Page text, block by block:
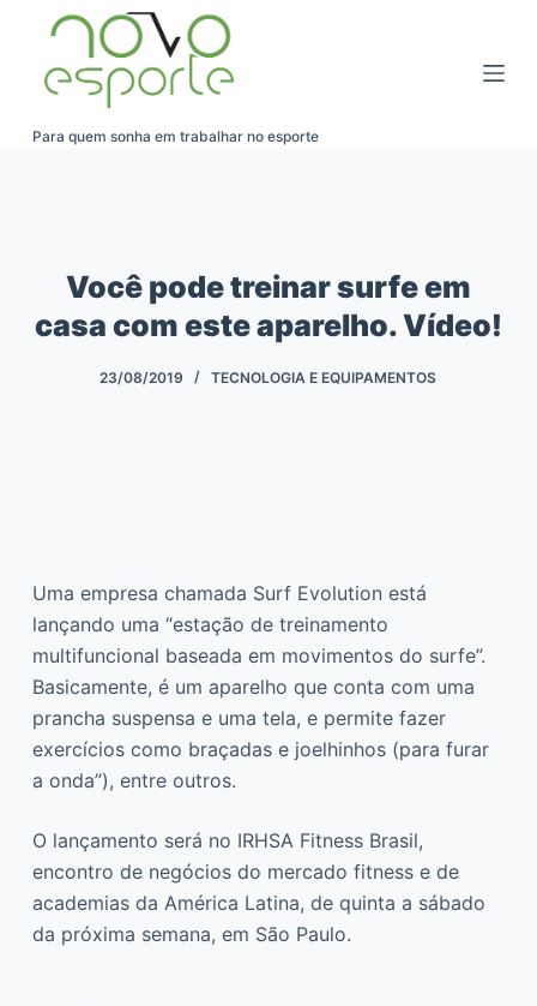
Para quem sonha em trabalhar no esporte
Você pode treinar surfe em
casa com este aparelho. Vídeo!
23/08/2019 TECNOLOGIA E EQUIPAMENTOS
Uma empresa chamada Surf Evolution está
lançando uma “estação de treinamento
multifuncional baseada em movimentos do surfe”.
Basicamente, é um aparelho que conta com uma
prancha suspensa e uma tela, e permite fazer
exercícios como braçadas e joelhinhos (para furar
a onda”), entre outros.
O lançamento será no IRHSA Fitness Brasil,
encontro de negócios do mercado fitness e de
academias da América Latina, de quinta a sábado
da próxima semana, em São Paulo.